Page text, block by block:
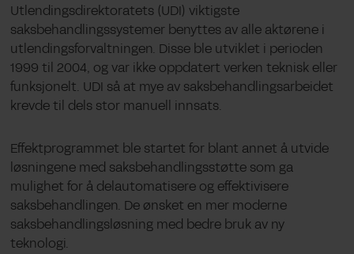
Utlendingsdirektoratets (UDI) viktigste
saksbehandlingssystemer benyttes av alle aktørene i
utlendingsforvaltningen. Disse ble utviklet i perioden
1999 til 2004, og var ikke oppdatert verken teknisk eller
funksjonelt. UDI så at mye av saksbehandlingsarbeidet
krevde til dels stor manuell innsats.
Effektprogrammet ble startet for blant annet å utvide
løsningene med saksbehandlingsstøtte som ga
mulighet for å delautomatisere og effektivisere
saksbehandlingen. De ønsket en mer moderne
saksbehandlingsløsning med bedre bruk av ny
teknologi.